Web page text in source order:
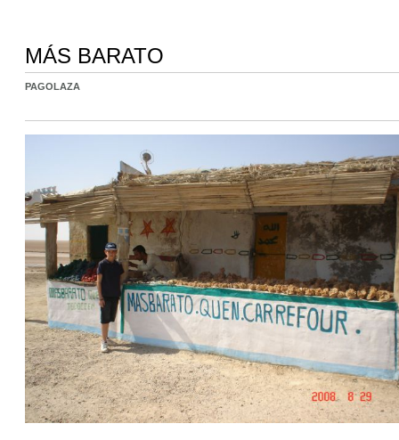
MÁS BARATO
PAGOLAZA